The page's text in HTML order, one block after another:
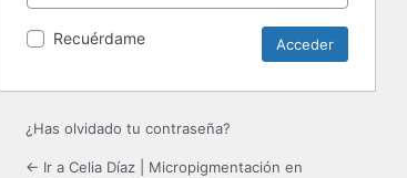
Recuérdame
¿Has olvidado tu contraseña?
← Ir a Celia Díaz | Micropigmentación en